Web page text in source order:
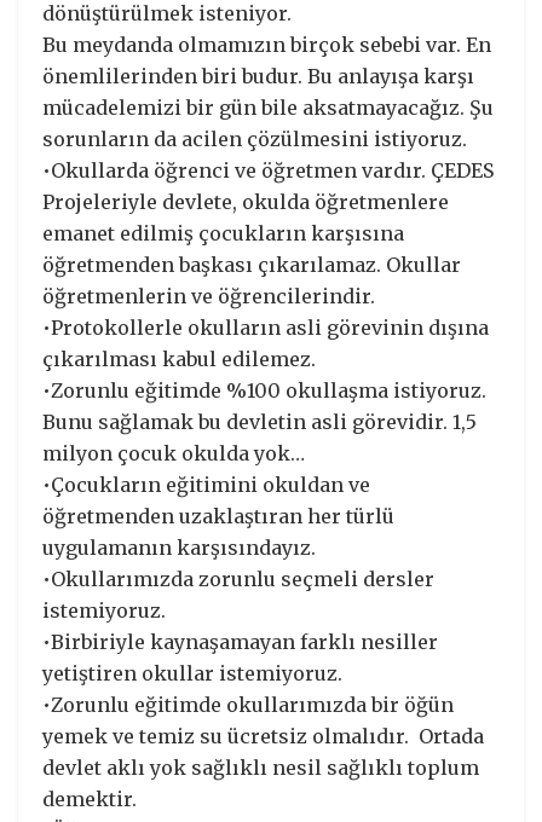
dönüştürülmek isteniyor.
Bu meydanda olmamızın birçok sebebi var. En
önemlilerinden biri budur. Bu anlayışa karşı
mücadelemizi bir gün bile aksatmayacağız. Şu
sorunların da acilen çözülmesini istiyoruz.
•Okullarda öğrenci ve öğretmen vardır. ÇEDES
Projeleriyle devlete, okulda öğretmenlere
emanet edilmiş çocukların karşısına
öğretmenden başkası çıkarılamaz. Okullar
öğretmenlerin ve öğrencilerindir.
•Protokollerle okulların asli görevinin dışına
çıkarılması kabul edilemez.
•Zorunlu eğitimde %100 okullaşma istiyoruz.
Bunu sağlamak bu devletin asli görevidir. 1,5
milyon çocuk okulda yok…
•Çocukların eğitimini okuldan ve
öğretmenden uzaklaştıran her türlü
uygulamanın karşısındayız.
•Okullarımızda zorunlu seçmeli dersler
istemiyoruz.
•Birbiriyle kaynaşamayan farklı nesiller
yetiştiren okullar istemiyoruz.
•Zorunlu eğitimde okullarımızda bir öğün
yemek ve temiz su ücretsiz olmalıdır. Ortada
devlet aklı yok sağlıklı nesil sağlıklı toplum
demektir.